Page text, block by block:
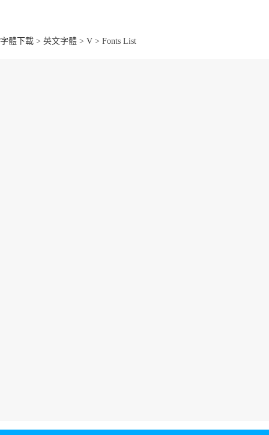
字體下載 > 英文字體 > V > Fonts List